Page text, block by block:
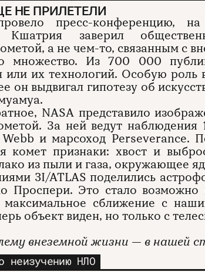
НЕ ПРИЛЕТЕЛИ
пресс-конференцию, на
Кшатрия заверил
а не чем-то, связанным с
множество. Из 700 000
или их технологий. Особую роль
он выдвигал гипотезу об
NASA представило
За ней ведут наблюдения
Webb и марсоход Perseverance.
комет признаки: хвост и
из пыли и газа, окружающее
3I/ATLAS поделились
Проспери. Это стало возможно
сближение с
объект виден, но только с
внеземной жизни — в нашей
неизучению НЛО